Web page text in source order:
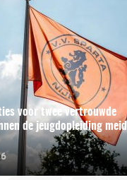
voor twee vertrouwde
de jeugdopleiding